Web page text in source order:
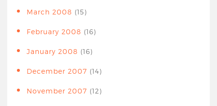
March 2008 (15)
February 2008 (16)
January 2008 (16)
December 2007 (14)
November 2007 (12)